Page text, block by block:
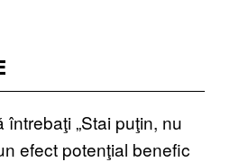
„Stai puţin, nu
efect potenţial benefic